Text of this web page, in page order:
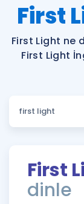
Katılımcı
Faydalı
Sözlük
Rehberlik
ÖSYM
Hakkımızda
First
First Light ne
First Light
First
dinle